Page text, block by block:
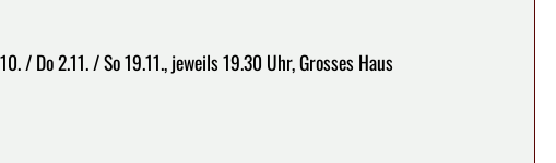
/ Do 2.11. / So 19.11., jeweils 19.30 Uhr, Grosses Haus